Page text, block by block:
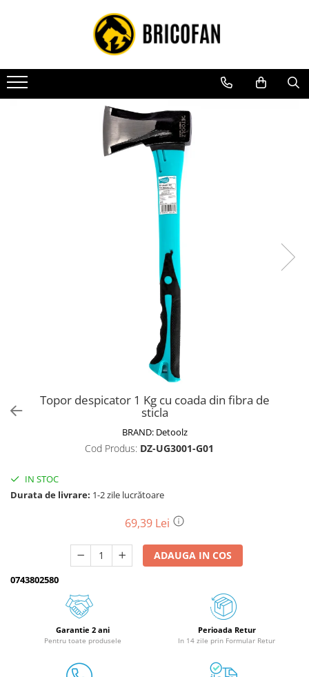
Toate Produsele
Vehicule electrice
Atv
Piese de schimb vehicule electrice
Motoburghie si accesorii
Drujbe pe benzina
Drujbe cu acumulator
Consumabile drujbe, fierastraie
Drujbe electrice
Unelte electrice busteni
Batoze - mori desfacat porumb
Granulatoare
Mori pentru cereale
Mori pentru fructe si legume
Topor despicator 1 Kg cu coada din fibra de
sticla
BRAND: Detoolz
Cod Produs: DZ-UG3001-G01
IN STOC
Durata de livrare: 1-2 zile lucrătoare
69,39 Lei
ADAUGA IN COS
0743802580
Garantie 2 ani
Pentru toate produsele
Perioada Retur
In 14 zile prin Formular Retur